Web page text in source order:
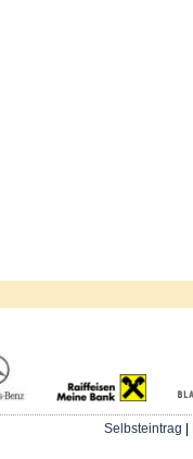
Selbsteintrag